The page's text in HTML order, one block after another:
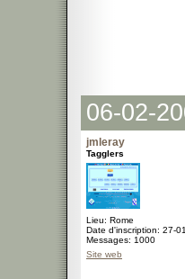
06-02-
jmleray
Tagglers
Lieu: Rome
Date d'inscription: 27-
Messages: 1000
Site web